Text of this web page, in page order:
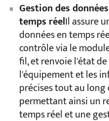
Gestion des
temps réelIl assure
données en temps
contrôle via le
fil, et renvoie l'état
l'équipement et les
précises tout au long
permettant ainsi un
temps réel et une